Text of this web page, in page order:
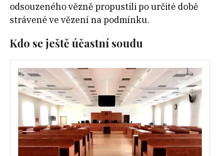
odsouzeného vězně propustili po určité době
strávené ve vězení na podmínku.
Kdo se ještě účastní soudu